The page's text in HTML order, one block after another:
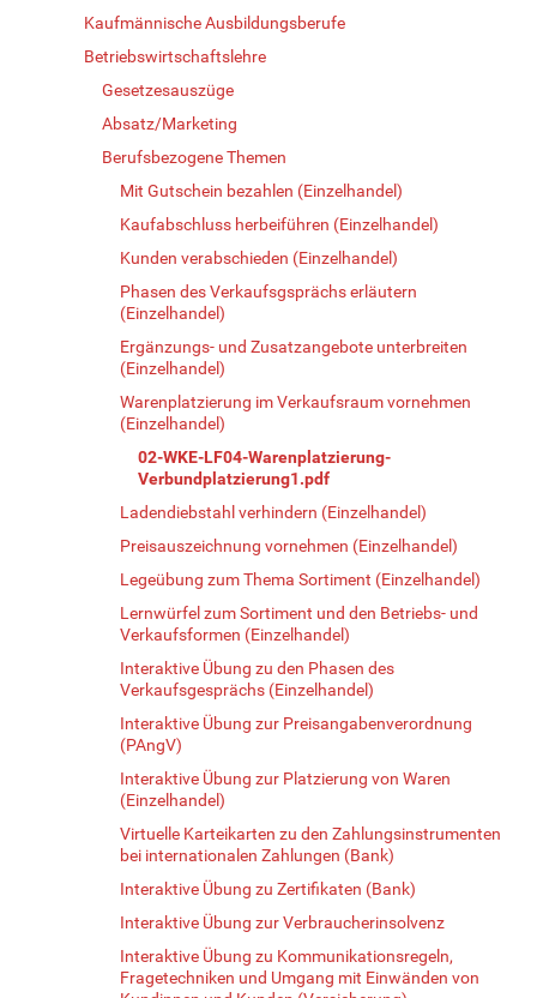
Kaufmännische Ausbildungsberufe
Betriebswirtschaftslehre
Gesetzesauszüge
Absatz/Marketing
Berufsbezogene Themen
Mit Gutschein bezahlen (Einzelhandel)
Kaufabschluss herbeiführen (Einzelhandel)
Kunden verabschieden (Einzelhandel)
Phasen des Verkaufsgsprächs erläutern
(Einzelhandel)
Ergänzungs- und Zusatzangebote unterbreiten
(Einzelhandel)
Warenplatzierung im Verkaufsraum vornehmen
(Einzelhandel)
02-WKE-LF04-Warenplatzierung-
Verbundplatzierung1.pdf
Ladendiebstahl verhindern (Einzelhandel)
Preisauszeichnung vornehmen (Einzelhandel)
Legeübung zum Thema Sortiment (Einzelhandel)
Lernwürfel zum Sortiment und den Betriebs- und
Verkaufsformen (Einzelhandel)
Interaktive Übung zu den Phasen des
Verkaufsgesprächs (Einzelhandel)
Interaktive Übung zur Preisangabenverordnung
(PAngV)
Interaktive Übung zur Platzierung von Waren
(Einzelhandel)
Virtuelle Karteikarten zu den Zahlungsinstrumenten
bei internationalen Zahlungen (Bank)
Interaktive Übung zu Zertifikaten (Bank)
Interaktive Übung zur Verbraucherinsolvenz
Interaktive Übung zu Kommunikationsregeln,
Fragetechniken und Umgang mit Einwänden von